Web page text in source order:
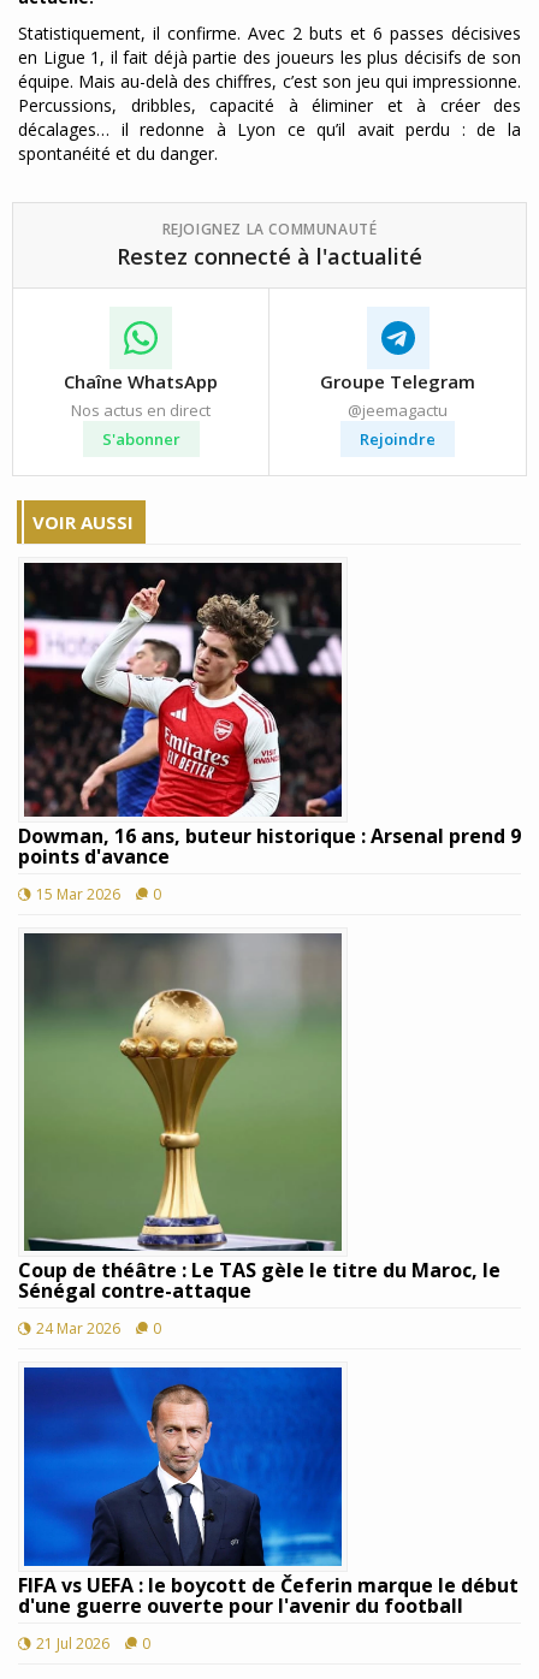
Statistiquement, il confirme. Avec 2 buts et 6 passes décisives
en Ligue 1, il fait déjà partie des joueurs les plus décisifs de son
équipe. Mais au-delà des chiffres, c’est son jeu qui impressionne.
Percussions, dribbles, capacité à éliminer et à créer des
décalages… il redonne à Lyon ce qu’il avait perdu : de la
spontanéité et du danger.
REJOIGNEZ LA COMMUNAUTÉ
Restez connecté à l'actualité
Chaîne WhatsApp
Nos actus en direct
S'abonner
Groupe Telegram
@jeemagactu
Rejoindre
VOIR AUSSI
Dowman, 16 ans, buteur historique : Arsenal prend 9
points d'avance
15 Mar 2026 0
Coup de théâtre : Le TAS gèle le titre du Maroc, le
Sénégal contre-attaque
24 Mar 2026 0
FIFA vs UEFA : le boycott de Čeferin marque le début
d'une guerre ouverte pour l'avenir du football
21 Jul 2026 0